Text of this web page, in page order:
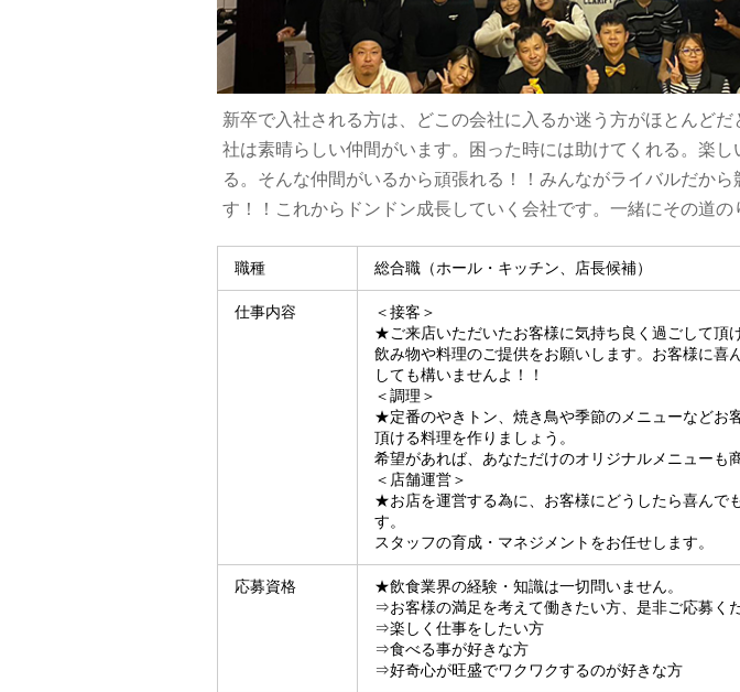
新卒で入社される方は、どこの会社に入るか迷う方がほとんどだ
社は素晴らしい仲間がいます。困った時には助けてくれる。楽し
る。そんな仲間がいるから頑張れる！！みんながライバルだから
す！！これからドンドン成長していく会社です。一緒にその道の
職種 総合職（ホール・キッチン、店長候補）
仕事内容
＜接客＞
★ご来店いただいたお客様に気持ち良く過ごして頂
飲み物や料理のご提供をお願いします。お客様に喜
しても構いませんよ！！
＜調理＞
★定番のやきトン、焼き鳥や季節のメニューなどお
頂ける料理を作りましょう。
希望があれば、あなただけのオリジナルメニューも
＜店舗運営＞
★お店を運営する為に、お客様にどうしたら喜んで
す。
スタッフの育成・マネジメントをお任せします。
応募資格
★飲食業界の経験・知識は一切問いません。
⇒お客様の満足を考えて働きたい方、是非ご応募くだ
⇒楽しく仕事をしたい方
⇒食べる事が好きな方
⇒好奇心が旺盛でワクワクするのが好きな方